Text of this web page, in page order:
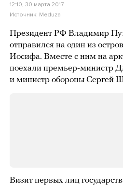
12:10, 30 марта 2017
Источник: Meduza
Президент РФ Владимир
отправился на один из
Иосифа. Вместе с ним на
поехали премьер-министр
и министр обороны Сергей
Визит первых лиц